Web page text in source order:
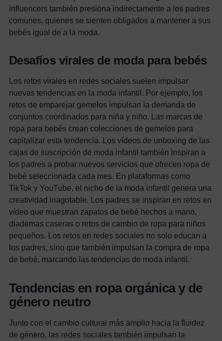
influencers también presiona indirectamente a los padres
comunes, quienes se sienten obligados a mantener a sus
bebés igual de a la moda.
Desafíos virales de moda para bebés
Los retos virales en redes sociales suelen impulsar
nuevas tendencias en la moda infantil. Por ejemplo, los
retos de emparejar gemelos impulsan la demanda de
conjuntos coordinados para niña y niño. Las marcas de
ropa para bebés crean colecciones de gemelos para
capitalizar esta tendencia. Los vídeos de unboxing de las
cajas de suscripción de moda infantil también inspiran a
los padres a probar nuevos servicios que ofrecen ropa de
bebé seleccionada cada mes. En plataformas como
TikTok y YouTube, el nicho de la moda infantil genera una
creatividad inagotable. Los padres se inspiran en retos en
vídeo que muestran zapatos de bebé hechos a mano,
diademas caseras o retos de cambio de ropa para niños
pequeños. Los retos en redes sociales no solo educan a
los padres, sino que también impulsan la compra de ropa
de bebé, marcando las tendencias de moda infantil.
Tendencias en ropa orgánica y de
género neutro
Junto con el cambio cultural más amplio hacia la fluidez
de género, las redes sociales también impulsan la